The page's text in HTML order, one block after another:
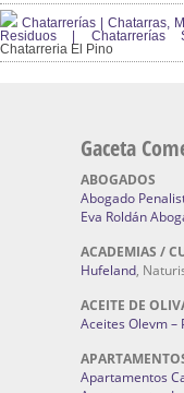
Chatarrerías | Chatarras,
Residuos | Chatarrerías
Chatarreria El Pino
Gaceta
ABOGADOS
Abogado
Eva Roldán
ACADEMIAS /
Hufeland,
ACEITE DE
Aceites Olevm –
Apartamentos